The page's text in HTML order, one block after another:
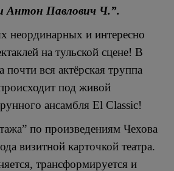
Антон Павлович Ч.”.
неординарных и интересно
на тульской сцене! В
почти вся актёрская труппа
под живой
ансамбля El Classic!
по произведениям Чехова
визитной карточкой театра.
трансформируется и